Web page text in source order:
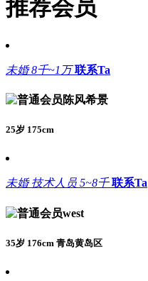
推荐会员
未婚8千~1万联系Ta
陈风希景
25岁 175cm
未婚技术人员 5~8千联系Ta
west
35岁 176cm 青岛黄岛区